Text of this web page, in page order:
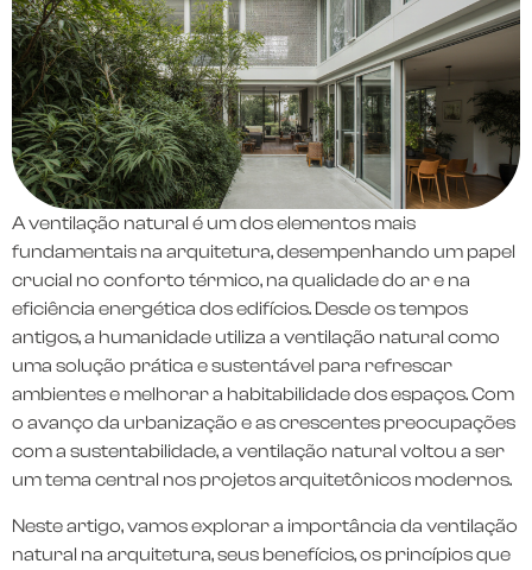
A ventilação natural é um dos elementos mais
fundamentais na arquitetura, desempenhando um papel
crucial no conforto térmico, na qualidade do ar e na
eficiência energética dos edifícios. Desde os tempos
antigos, a humanidade utiliza a ventilação natural como
uma solução prática e sustentável para refrescar
ambientes e melhorar a habitabilidade dos espaços. Com
o avanço da urbanização e as crescentes preocupações
com a sustentabilidade, a ventilação natural voltou a ser
um tema central nos projetos arquitetônicos modernos.
Neste artigo, vamos explorar a importância da ventilação
natural na arquitetura, seus benefícios, os princípios que